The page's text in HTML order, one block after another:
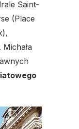
Saint-
(Place